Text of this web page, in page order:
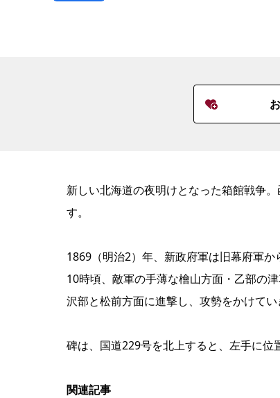
新しい北海道の夜明けとなった箱館戦争
す。
1869（明治2）年、新政府軍は旧幕府軍
10時頃、敵軍の手薄な檜山方面・乙部の
沢部と松前方面に進撃し、攻勢をかけてい
碑は、国道229号を北上すると、左手に位
関連記事